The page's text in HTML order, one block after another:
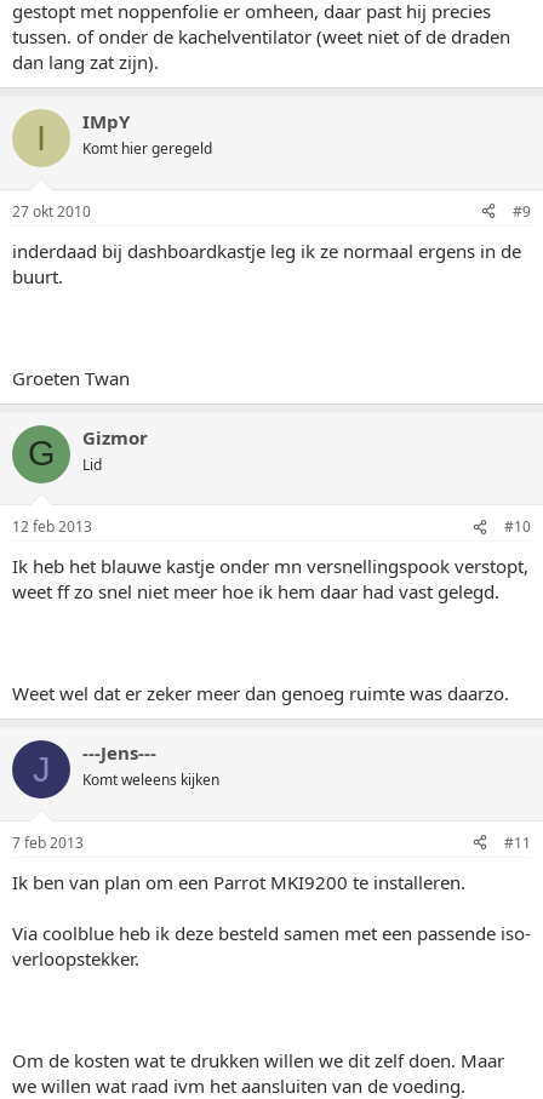
gestopt met noppenfolie er omheen, daar past hij precies
tussen. of onder de kachelventilator (weet niet of de draden
dan lang zat zijn).
I IMpY
Komt hier geregeld
27 okt 2010 #9
inderdaad bij dashboardkastje leg ik ze normaal ergens in de
buurt.
Groeten Twan
G Gizmor
Lid
12 feb 2013 #10
Ik heb het blauwe kastje onder mn versnellingspook verstopt,
weet ff zo snel niet meer hoe ik hem daar had vast gelegd.
Weet wel dat er zeker meer dan genoeg ruimte was daarzo.
J ---Jens---
Komt weleens kijken
7 feb 2013 #11
Ik ben van plan om een Parrot MKI9200 te installeren.
Via coolblue heb ik deze besteld samen met een passende iso-
verloopstekker.
Om de kosten wat te drukken willen we dit zelf doen. Maar
we willen wat raad ivm het aansluiten van de voeding.